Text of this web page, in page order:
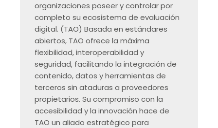
organizaciones poseer y controlar por
completo su ecosistema de evaluación
digital. (TAO) Basada en estándares
abiertos, TAO ofrece la máxima
flexibilidad, interoperabilidad y
seguridad, facilitando la integración de
contenido, datos y herramientas de
terceros sin ataduras a proveedores
propietarios. Su compromiso con la
accesibilidad y la innovación hace de
TAO un aliado estratégico para